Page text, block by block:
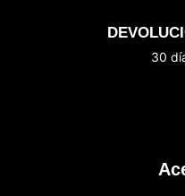
30